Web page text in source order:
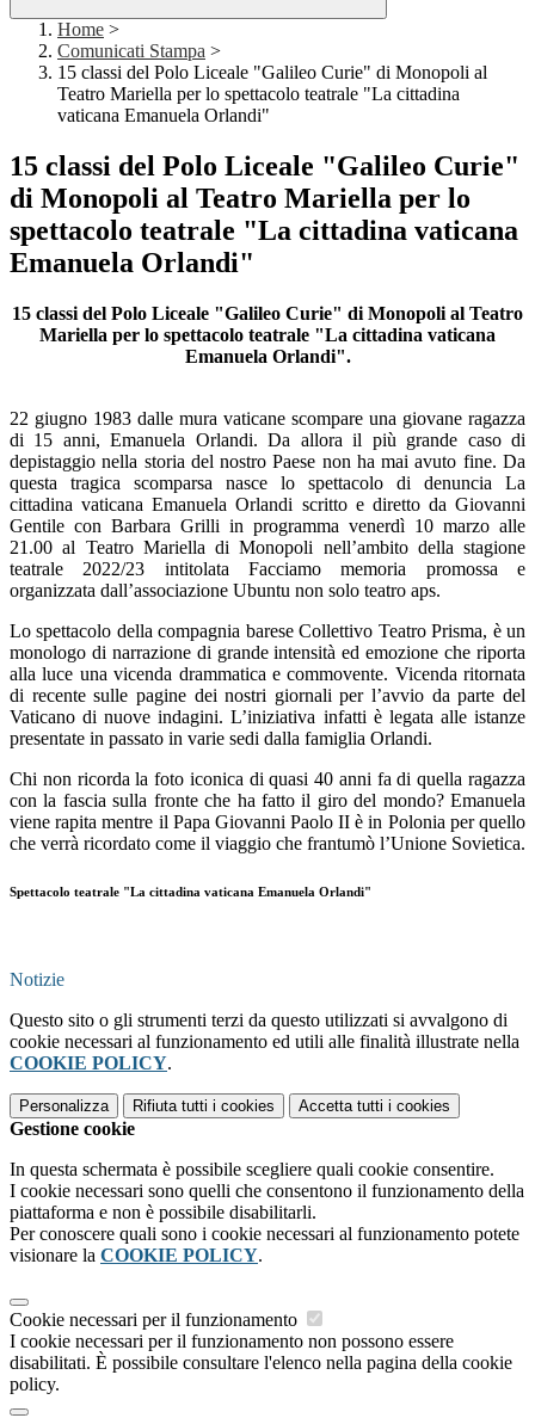
Home >
Comunicati Stampa >
15 classi del Polo Liceale "Galileo Curie" di Monopoli al
Teatro Mariella per lo spettacolo teatrale "La cittadina
vaticana Emanuela Orlandi"
15 classi del Polo Liceale "Galileo Curie"
di Monopoli al Teatro Mariella per lo
spettacolo teatrale "La cittadina vaticana
Emanuela Orlandi"
15 classi del Polo Liceale "Galileo Curie" di Monopoli al Teatro
Mariella per lo spettacolo teatrale "La cittadina vaticana
Emanuela Orlandi".
22 giugno 1983 dalle mura vaticane scompare una giovane ragazza
di 15 anni, Emanuela Orlandi. Da allora il più grande caso di
depistaggio nella storia del nostro Paese non ha mai avuto fine. Da
questa tragica scomparsa nasce lo spettacolo di denuncia La
cittadina vaticana Emanuela Orlandi scritto e diretto da Giovanni
Gentile con Barbara Grilli in programma venerdì 10 marzo alle
21.00 al Teatro Mariella di Monopoli nell’ambito della stagione
teatrale 2022/23 intitolata Facciamo memoria promossa e
organizzata dall’associazione Ubuntu non solo teatro aps.
Lo spettacolo della compagnia barese Collettivo Teatro Prisma, è un
monologo di narrazione di grande intensità ed emozione che riporta
alla luce una vicenda drammatica e commovente. Vicenda ritornata
di recente sulle pagine dei nostri giornali per l’avvio da parte del
Vaticano di nuove indagini. L’iniziativa infatti è legata alle istanze
presentate in passato in varie sedi dalla famiglia Orlandi.
Chi non ricorda la foto iconica di quasi 40 anni fa di quella ragazza
con la fascia sulla fronte che ha fatto il giro del mondo? Emanuela
viene rapita mentre il Papa Giovanni Paolo II è in Polonia per quello
che verrà ricordato come il viaggio che frantumò l’Unione Sovietica.
Spettacolo teatrale "La cittadina vaticana Emanuela Orlandi"
Notizie
Questo sito o gli strumenti terzi da questo utilizzati si avvalgono di
cookie necessari al funzionamento ed utili alle finalità illustrate nella
COOKIE POLICY.
Personalizza Rifiuta tutti i cookies Accetta tutti i cookies
Gestione cookie
In questa schermata è possibile scegliere quali cookie consentire.
I cookie necessari sono quelli che consentono il funzionamento della
piattaforma e non è possibile disabilitarli.
Per conoscere quali sono i cookie necessari al funzionamento potete
visionare la COOKIE POLICY.
Cookie necessari per il funzionamento
I cookie necessari per il funzionamento non possono essere
disabilitati. È possibile consultare l'elenco nella pagina della cookie
policy.